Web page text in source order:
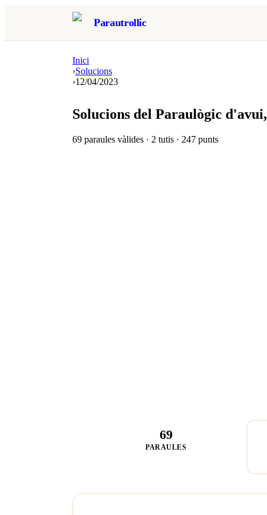
Parautrollic
Inici
›Solucions
›12/04/2023
Solucions del Paraulògic d'avui,
69 paraules vàlides · 2 tutis · 247 punts
69
PARAULES